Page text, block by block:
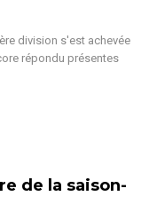
division s'est achevée
répondu présentes
de la saison-